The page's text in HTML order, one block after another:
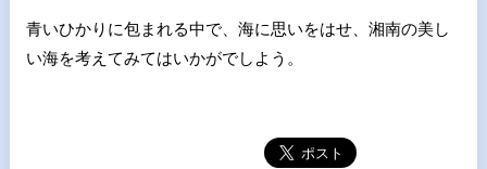
青いひかりに包まれる中で、海に思いをはせ、湘南の美し
い海を考えてみてはいかがでしよう。